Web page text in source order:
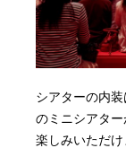
シアターの内
のミニシアタ
楽しみいただけ